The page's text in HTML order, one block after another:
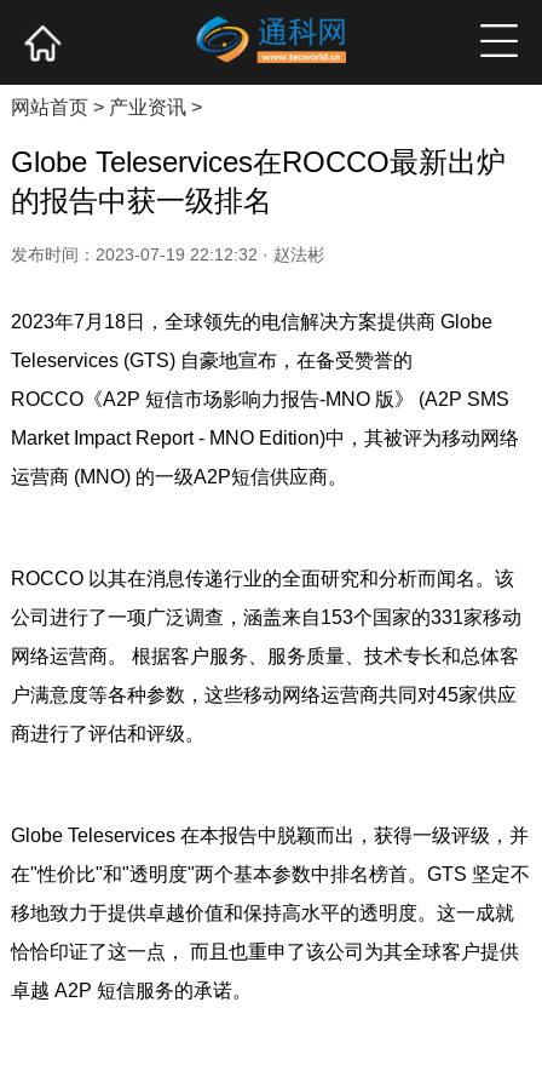
产业资讯 企业新品 高端访谈
网站首页> 产业资讯>
Globe Teleservices在ROCCO最新出炉
的报告中获一级排名
发布时间：2023-07-19 22:12:32 · 赵法彬
2023年7月18日，全球领先的电信解决方案提供商 Globe
Teleservices (GTS) 自豪地宣布，在备受赞誉的
ROCCO《A2P 短信市场影响力报告-MNO 版》 (A2P SMS
Market Impact Report - MNO Edition)中，其被评为移动网络
运营商 (MNO) 的一级A2P短信供应商。
ROCCO 以其在消息传递行业的全面研究和分析而闻名。该
公司进行了一项广泛调查，涵盖来自153个国家的331家移动
网络运营商。 根据客户服务、服务质量、技术专长和总体客
户满意度等各种参数，这些移动网络运营商共同对45家供应
商进行了评估和评级。
Globe Teleservices 在本报告中脱颖而出，获得一级评级，并
在"性价比"和"透明度"两个基本参数中排名榜首。GTS 坚定不
移地致力于提供卓越价值和保持高水平的透明度。这一成就
恰恰印证了这一点， 而且也重申了该公司为其全球客户提供
卓越 A2P 短信服务的承诺。